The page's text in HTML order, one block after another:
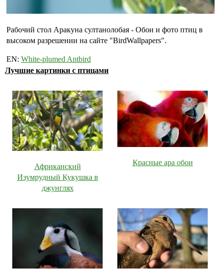
Рабочий стол Аракуна султанолобая - Обои и фото птиц в
высоком разрешении на сайте "BirdWallpapers".
EN: White-plumed Antbird
Лучшие картинки с птицами
Африканский
Изумрудный Кукушка в
джунглях
Красные ара обои